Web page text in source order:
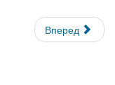
Вперед